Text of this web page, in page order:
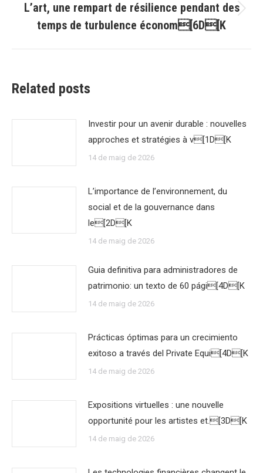
post:
L’art, une rempart de résilience pendant des
temps de turbulence économ[6D[K
Related posts
Investir pour un avenir durable : nouvelles
approches et stratégies à v[1D[K
14 de maig de 2026
L’importance de l’environnement, du
social et de la gouvernance dans
le[2D[K
14 de maig de 2026
Guia definitiva para administradores de
patrimonio: un texto de 60 pági[4D[K
14 de maig de 2026
Prácticas óptimas para un crecimiento
exitoso a través del Private Equi[4D[K
14 de maig de 2026
Expositions virtuelles : une nouvelle
opportunité pour les artistes et.[3D[K
14 de maig de 2026